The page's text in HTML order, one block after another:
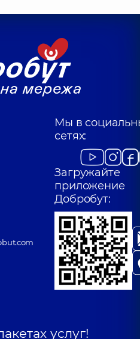
Мы в
сетях:
Загружайте
приложение
Добробут:
услуг!